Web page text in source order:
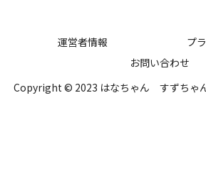
運営者情報
プ
お問い合わせ
Copyright © 2023 はなちゃん すずちゃ